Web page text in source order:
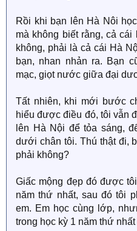
Rồi khi bạn lên Hà Nôi
mà không biết rằng, cả
không, phải là cả cái Hà
bạn, nhan nhản ra. Bạn
mạc, giọt nước giữa đại
Tất nhiên, khi mới bước
hiểu được điều đó, tôi vẫn
lên Hà Nội để tỏa sáng,
dưới chân tôi. Thú thật đi,
phải không?
Giấc mộng đẹp đó được
năm thứ nhất, sau đó tôi
em. Em học cùng lớp,
trong học kỳ 1 năm thứ